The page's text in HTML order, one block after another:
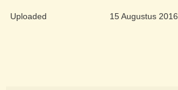
Uploaded 15 Augustus 2016